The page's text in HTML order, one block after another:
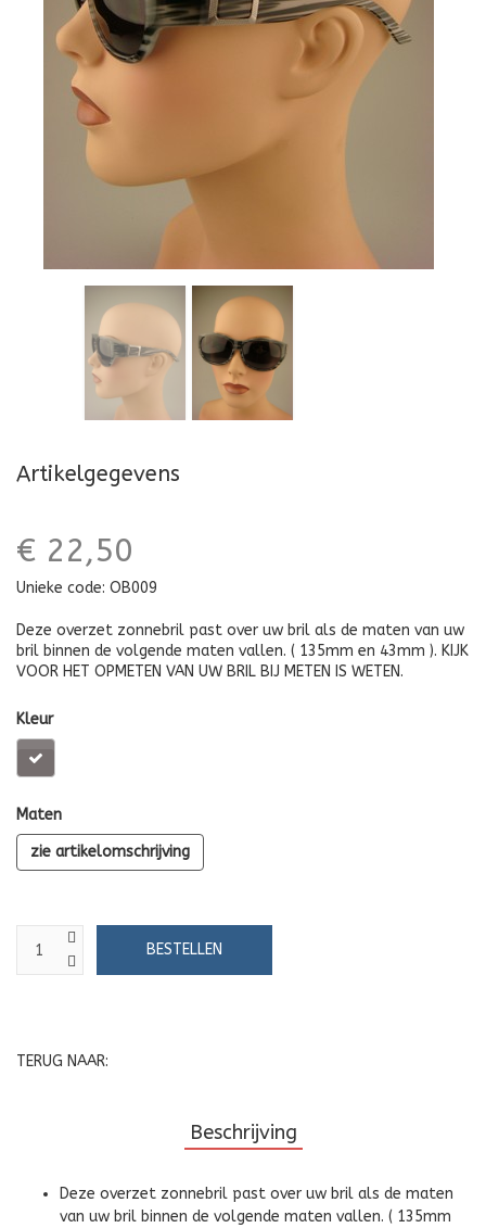
Artikelgegevens
€ 22,50
Unieke code: OB009
Deze overzet zonnebril past over uw bril als de maten van uw
bril binnen de volgende maten vallen. ( 135mm en 43mm ). KIJK
VOOR HET OPMETEN VAN UW BRIL BIJ METEN IS WETEN.
Kleur
Maten
zie artikelomschrijving
TERUG NAAR:
Beschrijving
Deze overzet zonnebril past over uw bril als de maten
van uw bril binnen de volgende maten vallen. ( 135mm